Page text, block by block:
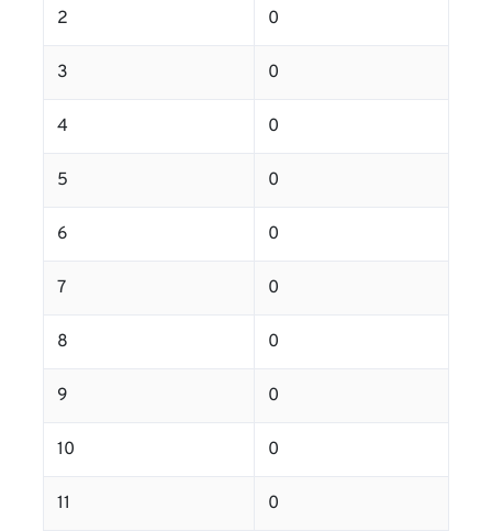
2 0
3 0
4 0
5 0
6 0
7 0
8 0
9 0
10 0
11 0